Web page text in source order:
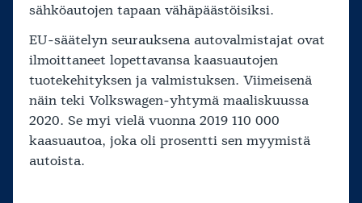
sähköautojen tapaan vähäpäästöisiksi.
EU-säätelyn seurauksena autovalmistajat ovat
ilmoittaneet lopettavansa kaasuautojen
tuotekehityksen ja valmistuksen. Viimeisenä
näin teki Volkswagen-yhtymä maaliskuussa
2020. Se myi vielä vuonna 2019 110 000
kaasuautoa, joka oli prosentti sen myymistä
autoista.